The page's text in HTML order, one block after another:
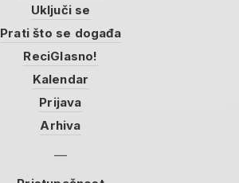
Uključi se
Prati što se događa
ReciGlasno!
Kalendar
Prijava
Arhiva